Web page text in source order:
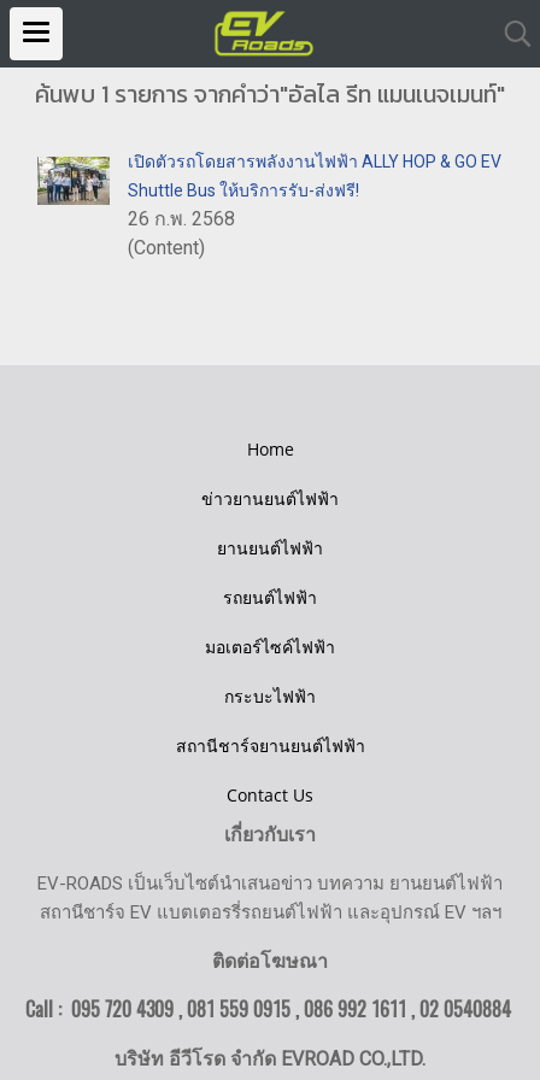
ค้นพบ 1 รายการ จากคำว่า"อัลไล รีท แมนเนจเมนท์"
เปิดตัวรถโดยสารพลังงานไฟฟ้า ALLY HOP & GO EV
Shuttle Bus ให้บริการรับ-ส่งฟรี!
26 ก.พ. 2568
(Content)
Home
ข่าวยานยนต์ไฟฟ้า
ยานยนต์ไฟฟ้า
รถยนต์ไฟฟ้า
มอเตอร์ไซค์ไฟฟ้า
กระบะไฟฟ้า
สถานีชาร์จยานยนต์ไฟฟ้า
Contact Us
เกี่ยวกับเรา
EV-ROADS เป็นเว็บไซต์นำเสนอข่าว บทความ ยานยนต์ไฟฟ้า
สถานีชาร์จ EV แบตเตอรรี่รถยนต์ไฟฟ้า และอุปกรณ์ EV ฯลฯ
ติดต่อโฆษณา
Call : 095 720 4309 , 081 559 0915 , 086 992 1611 ,02 0540884
บริษัท อีวีโรด จำกัด EVROAD CO.,LTD.